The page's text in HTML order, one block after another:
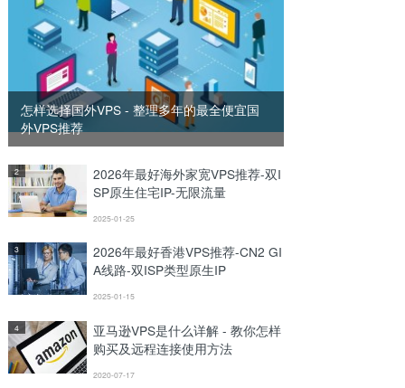
怎样选择国外VPS - 整理多年的最全便宜国
外VPS推荐
2
2026年最好海外家宽VPS推荐-双I
SP原生住宅IP-无限流量
2025-01-25
3
2026年最好香港VPS推荐-CN2 GI
A线路-双ISP类型原生IP
2025-01-15
4
亚马逊VPS是什么详解 - 教你怎样
购买及远程连接使用方法
2020-07-17